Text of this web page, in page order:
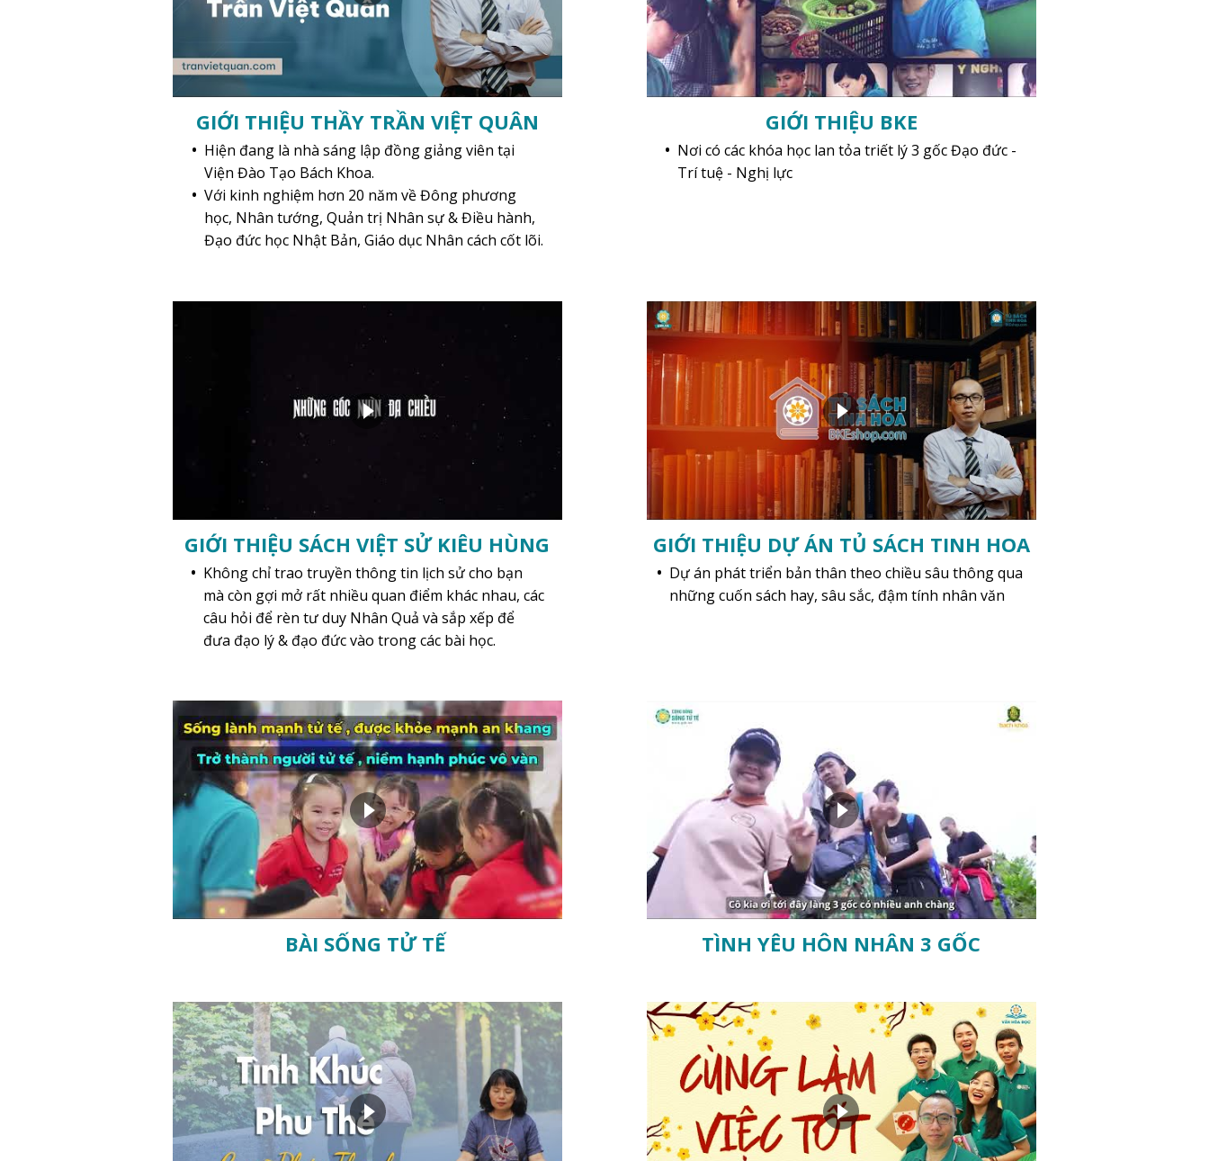
Hiện đang là nhà sáng lập đồng giảng viên tại
Viện Đào Tạo Bách Khoa.
Với kinh nghiệm hơn 20 năm về Đông phương
học, Nhân tướng, Quản trị Nhân sự & Điều hành,
Đạo đức học Nhật Bản, Giáo dục Nhân cách cốt lõi.
GIỚI THIỆU THẦY TRẦN VIỆT QUÂN
Nơi có các khóa học lan tỏa triết lý 3 gốc Đạo đức -
Trí tuệ - Nghị lực
GIỚI THIỆU BKE
Không chỉ trao truyền thông tin lịch sử cho bạn
mà còn gợi mở rất nhiều quan điểm khác nhau, các
câu hỏi để rèn tư duy Nhân Quả và sắp xếp để
đưa đạo lý & đạo đức vào trong các bài học.
GIỚI THIỆU SÁCH VIỆT SỬ KIÊU HÙNG
Dự án phát triển bản thân theo chiều sâu thông qua
những cuốn sách hay, sâu sắc, đậm tính nhân văn
GIỚI THIỆU DỰ ÁN TỦ SÁCH TINH HOA
BÀI SỐNG TỬ TẾ TÌNH YÊU HÔN NHÂN 3 GỐC